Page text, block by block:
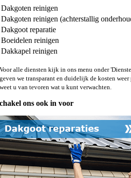
Dakgoten reinigen
Dakgoten reinigen (achterstallig
Dakgoot reparatie
Boeidelen reinigen
Dakkapel reinigen
Voor alle diensten kijk in ons menu onder
geven we transparant en duidelijk de kosten
weet u van tevoren wat u kunt verwachten.
ons ook in voor